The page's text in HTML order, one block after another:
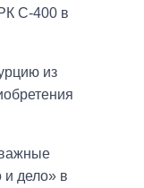
С-400 в
из
и дело» в